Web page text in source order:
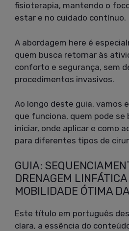
fisioterapia, mantendo o
estar e no cuidado contínuo.
A abordagem here é
quem busca retornar às
conforto e segurança, sem
procedimentos invasivos.
Ao longo deste guia, vamos
que funciona, quem pode se
iniciar, onde aplicar e como
para diferentes tipos de
GUIA:
DRENAGEM
MOBILIDADE ÓTIMA
Este título em português
clara, a essência do